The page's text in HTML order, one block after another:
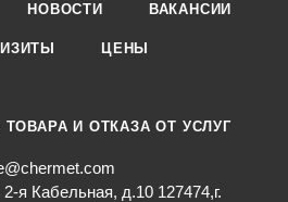
НОВОСТИ ВАКАНСИИ
ЦЕНЫ
ТОВАРА И ОТКАЗА ОТ УСЛУГ
2-я Кабельная, д.10 127474,г.